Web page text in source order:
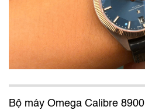
Bộ máy Omega Calibre